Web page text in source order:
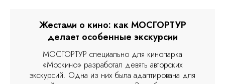
Жестами о кино: как МОСГОРТУР
делает особенные экскурсии
МОСГОРТУР специально для кинопарка
«Москино» разработал девять авторских
экскурсий. Одна из них была адаптирована для